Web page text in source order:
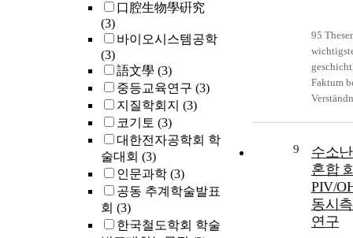
口腔生物學硏究
(3)
바이오시스템공학
(3)
語文學 (3)
중등교육연구 (3)
지질학회지 (3)
코기토 (3)
대한전자공학회 학
술대회 (3)
인문과학 (3)
공동 추계학술발표
회 (3)
한국철도학회 학술
95
Faktum
Tag die
worden
das
Datum
der
9
수소
혼합
PIV/
동시
연구